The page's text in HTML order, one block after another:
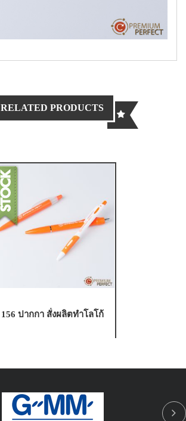
RELATED PRODUCTS
156 ปากกา สั่งผลิตทำโลโก้